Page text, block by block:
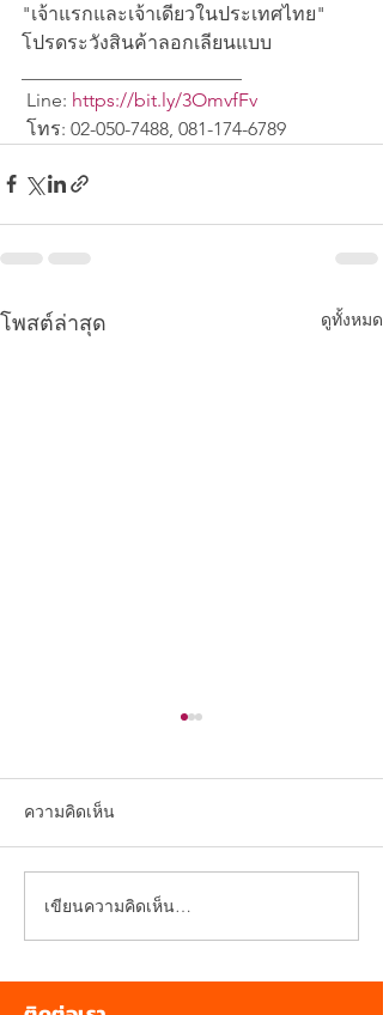
"เจ้าแรกและเจ้าเดียวในประเทศไทย"
โปรดระวังสินค้าลอกเลียนแบบ
Line: https://bit.ly/3OmvfFv
โทร: 02-050-7488, 081-174-6789
โพสต์ล่าสุด ดูทั้งหมด
การติดตั้งหลังคาที่มีองศา
ลาดเอียงน้อย
ความคิดเห็น
เขียนความคิดเห็น…